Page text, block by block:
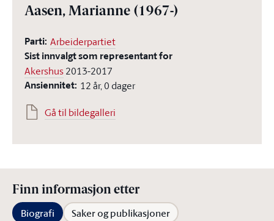
Aasen, Marianne (1967-)
Parti: Arbeiderpartiet
Sist innvalgt som representant for
Akershus2013-2017
Ansiennitet: 12 år, 0 dager
Gå til bildegalleri
Finn informasjon etter
Biografi Saker og publikasjoner